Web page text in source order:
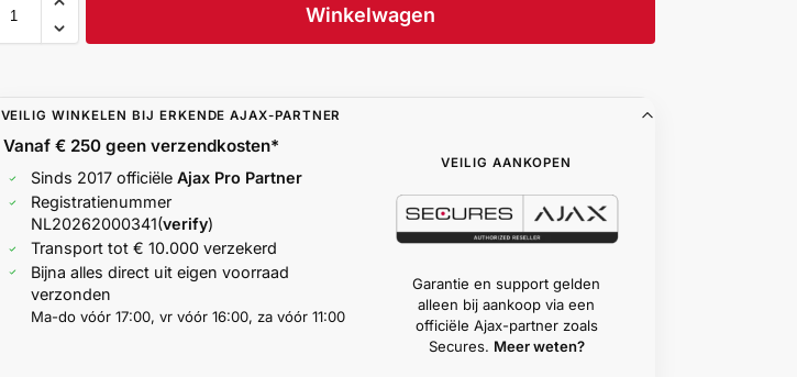
Winkelwagen
VEILIG WINKELEN BIJ ERKENDE AJAX-PARTNER
Vanaf € 250 geenverzendkosten*
Sinds 2017 officiële Ajax Pro Partner
Registratienummer
NL20262000341(verify)
Transport tot € 10.000 verzekerd
Bijna alles direct uit eigen voorraad
verzonden
Ma-do vóór 17:00, vr vóór 16:00, za vóór 11:00
VEILIG AANKOPEN
Garantie en support gelden
alleen bij aankoop via een
officiële Ajax-partner zoals
Secures. Meer weten?